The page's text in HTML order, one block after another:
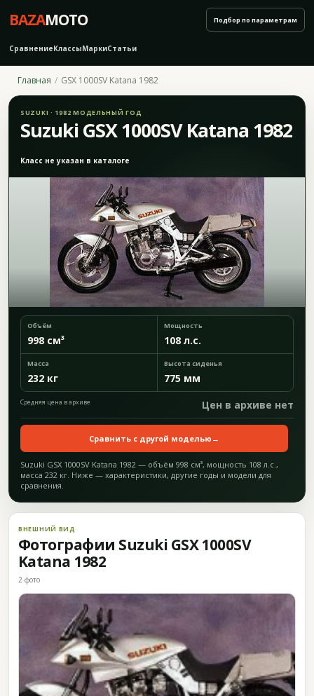
BAZAMOTO
СравнениеКлассыМаркиСтатьи
Подбор по параметрам
Главная GSX 1000SV Katana 1982
SUZUKI · 1982 МОДЕЛЬНЫЙ ГОД
Suzuki GSX 1000SV Katana 1982
Класс не указан в каталоге
Объём
998 см³
Мощность
108 л.с.
Масса
232 кг
Высота сиденья
775 мм
Средняя цена в архиве Цен в архиве нет
Сравнить с другой моделью →
Suzuki GSX 1000SV Katana 1982 — объём 998 см³, мощность 108 л.с.,
масса 232 кг. Ниже — характеристики, другие годы и модели для
сравнения.
ВНЕШНИЙ ВИД
Фотографии Suzuki GSX 1000SV
Katana 1982
2 фото